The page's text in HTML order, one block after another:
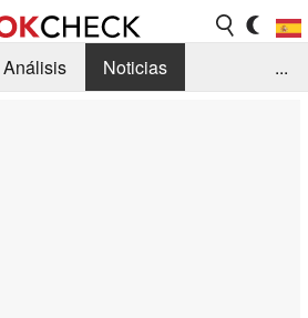
Análisis
Noticias
...